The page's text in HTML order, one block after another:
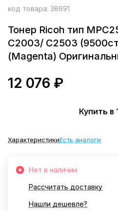
код товара: 38691
Тонер Ricoh тип
C2003/ C2503
(Magenta)
12 076 ₽
Купить в
ХарактеристикиЕсть аналоги
Нет в наличии
Рассчитать доставку
Нашли дешевле?